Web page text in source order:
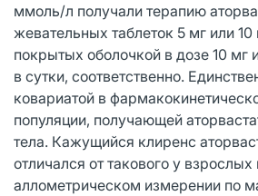
ммоль/л получали терапию
жевательных таблеток 5 мг или 10
покрытых оболочкой в дозе 10 мг
в сутки, соответственно.
ковариатой в
популяции, получающей
тела. Кажущийся клиренс
отличался от такового у
аллометрическом измерении по